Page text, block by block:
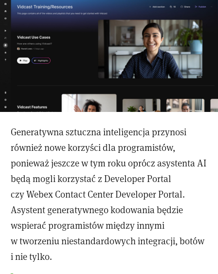
Generatywna sztuczna inteligencja przynosi
również nowe korzyści dla programistów,
ponieważ jeszcze w tym roku oprócz asystenta AI
będą mogli korzystać z Developer Portal
czy Webex Contact Center Developer Portal.
Asystent generatywnego kodowania będzie
wspierać programistów między innymi
w tworzeniu niestandardowych integracji, botów
i nie tylko.